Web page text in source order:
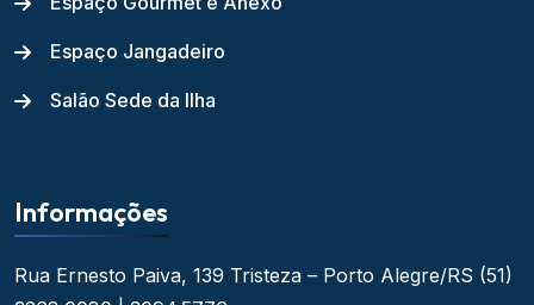
Espaço Jangadeiro
Salão Sede da Ilha
Informações
Rua Ernesto Paiva, 139 Tristeza – Porto Alegre/RS (51)